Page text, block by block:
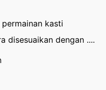
kasti
disesuaikan dengan ....